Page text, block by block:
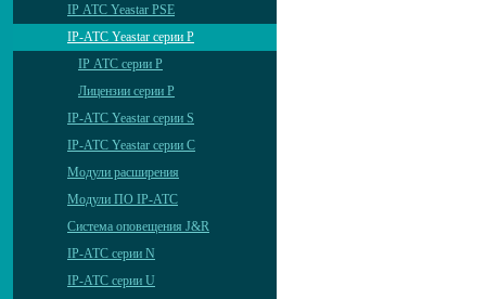
IP АТС Yeastar PSE
IP-АТС Yeastar серии P
IP АТС серии P
Лицензии серии P
IP-АТС Yeastar серии S
IP-АТС Yeastar серии C
Модули расширения
Модули ПО IP-АТС
Система оповещения J&R
IP-АТС серии N
IP-АТС серии U